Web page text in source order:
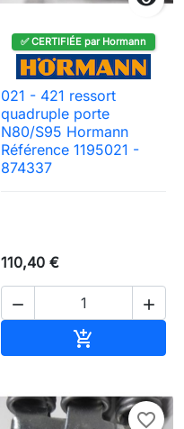
✅ CERTIFIÉE par Hormann
021 - 421 ressort
quadruple porte
N80/S95 Hormann
Référence 1195021 -
874337
110,40 €
 

favorite_border